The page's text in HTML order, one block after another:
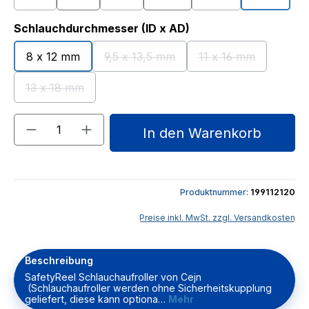
Schlauchdurchmesser (ID x AD)
8 x 12 mm 9,5 x 13,5 mm(Diese Option ist zurzeit nicht
11 x 16 mm(Diese Option ist
13 x 18 mm(Diese Option ist zurzeit nicht verfügbar.)
Produkt Anzahl: Gib den
In den Warenkorb
Produktnummer: 199112120
Preise inkl. MwSt. zzgl. Versandkosten
Beschreibung
SafetyReel Schlauchaufroller von Cejn
(Schlauchaufroller werden ohne Sicherheitskupplung
geliefert, diese kann optiona… Mehr